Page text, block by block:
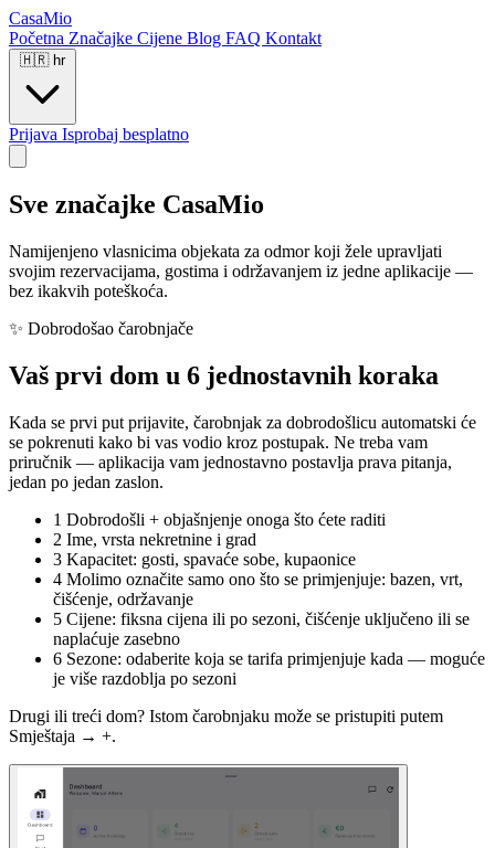
CasaMio
Početna Značajke Cijene Blog FAQ Kontakt
🇭🇷 hr
Prijava Isprobaj besplatno
Sve značajke CasaMio
Namijenjeno vlasnicima objekata za odmor koji žele upravljati
svojim rezervacijama, gostima i održavanjem iz jedne aplikacije —
bez ikakvih poteškoća.
✨ Dobrodošao čarobnjače
Vaš prvi dom u 6 jednostavnih koraka
Kada se prvi put prijavite, čarobnjak za dobrodošlicu automatski će
se pokrenuti kako bi vas vodio kroz postupak. Ne treba vam
priručnik — aplikacija vam jednostavno postavlja prava pitanja,
jedan po jedan zaslon.
1 Dobrodošli + objašnjenje onoga što ćete raditi
2 Ime, vrsta nekretnine i grad
3 Kapacitet: gosti, spavaće sobe, kupaonice
4 Molimo označite samo ono što se primjenjuje: bazen, vrt,
čišćenje, održavanje
5 Cijene: fiksna cijena ili po sezoni, čišćenje uključeno ili se
naplaćuje zasebno
6 Sezone: odaberite koja se tarifa primjenjuje kada — moguće
je više razdoblja po sezoni
Drugi ili treći dom? Istom čarobnjaku može se pristupiti putem
Smještaja → +.